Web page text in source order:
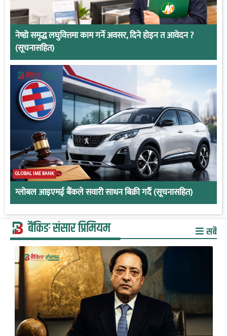
नेष्डो समृद्ध लघुवित्तमा काम गर्ने अवसर, दिने होइन त आवेदन ?
(सूचनासहित)
GLOBAL IME BANK
ग्लोबल आइएमई बैंकले सवारी साधन बिक्री गर्दै (सूचनासहित)
बैंकिङ संसार प्रिमियम सबै